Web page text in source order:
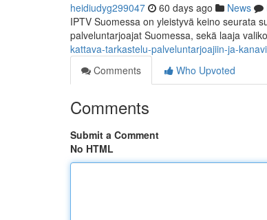
heidiudyg299047 60 days ago News
IPTV Suomessa on yleistyvä keino seurata
palveluntarjoajat Suomessa, sekä laaja
kattava-tarkastelu-palveluntarjoajiin-ja-
Comments
Who Upvoted
Comments
Submit a Comment
No HTML